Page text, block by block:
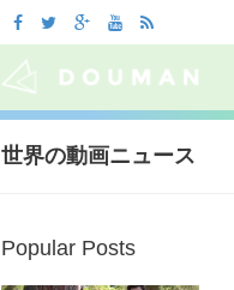
世界の動画ニュース
Popular Posts